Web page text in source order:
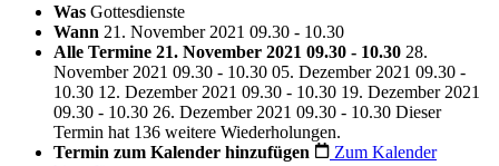
Was Gottesdienste
Wann 21. November 2021 09.30 - 10.30
Alle Termine 21. November 2021 09.30 - 10.30 28.
November 2021 09.30 - 10.30 05. Dezember 2021 09.30 -
10.30 12. Dezember 2021 09.30 - 10.30 19. Dezember 2021
09.30 - 10.30 26. Dezember 2021 09.30 - 10.30 Dieser
Termin hat 136 weitere Wiederholungen.
Termin zum Kalender hinzufügen
Zum Kalender